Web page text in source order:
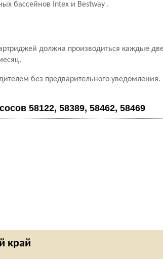
бассейнов Intex и Bestway .
должна производиться каждые
без предварительного уведомления.
58122, 58389, 58462, 58469
край